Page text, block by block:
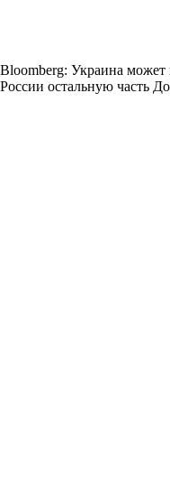
Bloomberg: Украина может
России остальную часть